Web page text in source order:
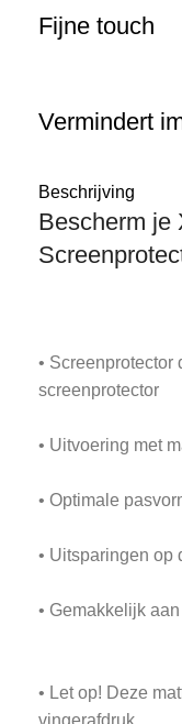
Fijne touch
Vermindert
Beschrijving
Bescherm je
• Screenprotector
screenprotector
• Uitvoering met
• Optimale
• Uitsparingen op
• Gemakkelijk
• Let op! Deze
vingerafdruk